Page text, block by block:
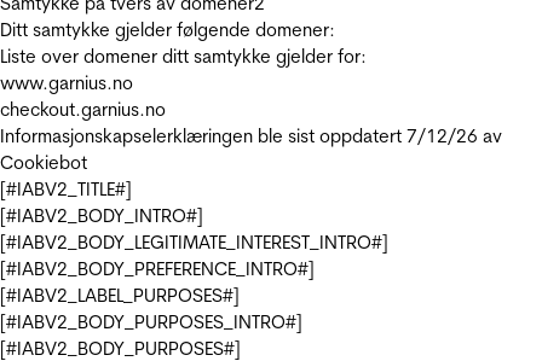
Ditt samtykke gjelder følgende domener:
Liste over domener ditt samtykke gjelder for:
www.garnius.no
checkout.garnius.no
Informasjonskapselerklæringen ble sist oppdatert 7/12/26 av
Cookiebot
[#IABV2_TITLE#]
[#IABV2_BODY_INTRO#]
[#IABV2_BODY_LEGITIMATE_INTEREST_INTRO#]
[#IABV2_BODY_PREFERENCE_INTRO#]
[#IABV2_LABEL_PURPOSES#]
[#IABV2_BODY_PURPOSES_INTRO#]
[#IABV2_BODY_PURPOSES#]